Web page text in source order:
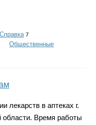
Справка 7
Общественные
лекарств в аптеках г.
Время работы